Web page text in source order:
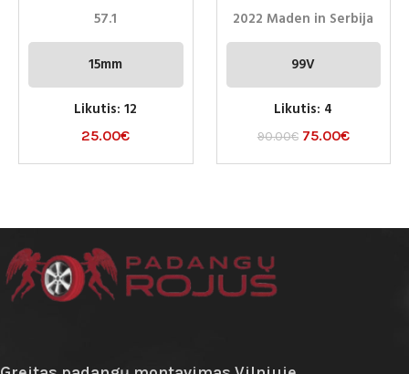
57.1
15mm
Likutis: 12
25.00€
2022 Maden in Serbija
99V
Likutis: 4
90.00€ 75.00€